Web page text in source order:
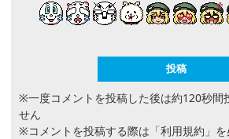
※一度コメントを投稿した後は約120秒間
せん
※コメントを投稿する際は 「利用規約」